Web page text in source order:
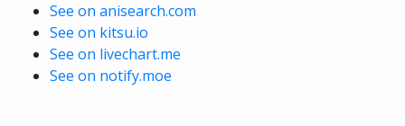
See on anisearch.com
See on kitsu.io
See on livechart.me
See on notify.moe